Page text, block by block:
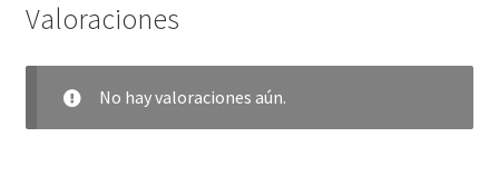
Valoraciones
No hay valoraciones aún.